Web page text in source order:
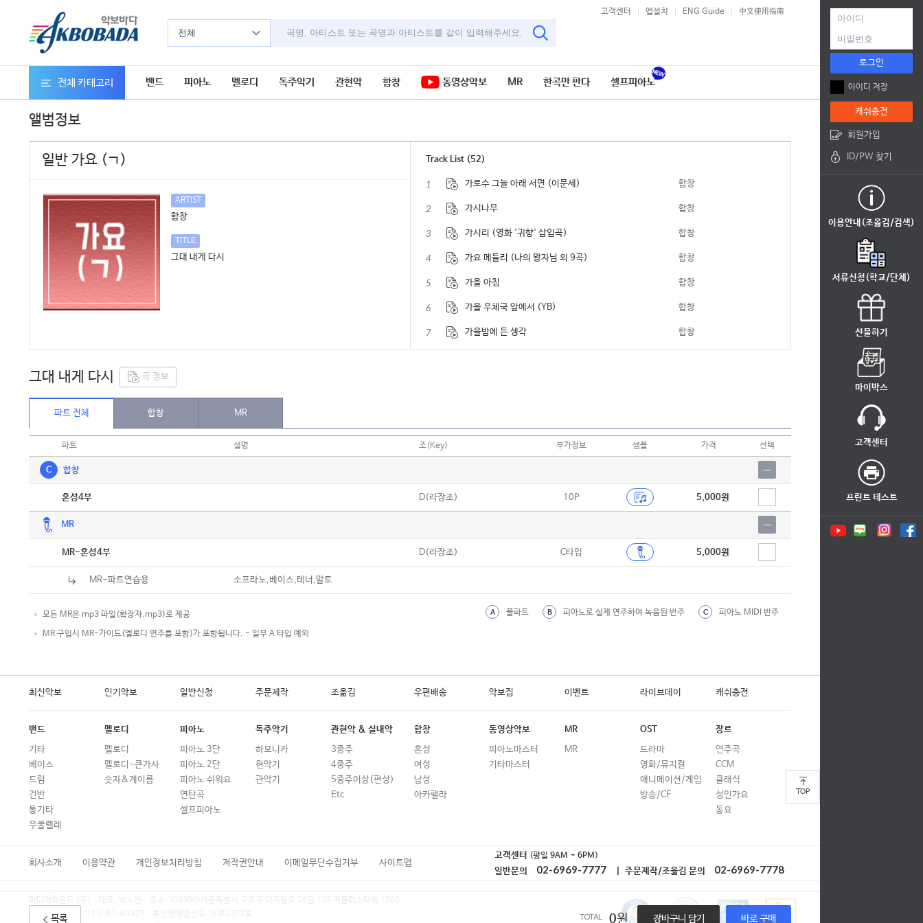
전체
고객센터 앱설치 ENG Guide 中文使用指南
전체 카테고리 밴드 피아노 멜로디 독주악기 관현악 합창 동영상악보 MR 한곡만 판다 셀프피아노
앨범정보
일반 가요 (ㄱ)
ARTIST
합창
TITLE
그대 내게 다시
Track List (52)
1 가로수 그늘 아래 서면 (이문세) 합창
2 가시나무 합창
3 가시리 (영화 '귀향' 삽입곡) 합창
4 가요 메들리 (나의 왕자님 외 9곡) 합창
5 가을 아침 합창
6 가을 우체국 앞에서 (YB) 합창
7 가을밤에 든 생각 합창
11 가족사진 합창
12 간식송 (제이레빗) 합창
16
걱정말아요 그대
21 고백 (델리스파이스) 합창
23 고속도로 로맨스
24 고향의 푸른잔디
25 합창
26
그녀가 처음 울던 날 (김광석)
그녀를 만나는 곳 100m전 합창
그대 내게 다시 곡 정보
파트 전체 합창 MR
파트 설명 조(Key) 부가정보 샘플 가격 선택
C 합창
혼성4부 D(라장조) 10P 5,000원
MR
MR-혼성4부 D(라장조) C타입 5,000원
MR-파트연습용 소프라노,베이스,테너,알토
모든 MR은 mp3 파일(확장자.mp3)로 제공
MR 구입시 MR-가이드(멜로디 연주를 포함)가 포함됩니다. - 일부 A 타입 예외
A 풀파트 B 피아노로 실제 연주하여 녹음된 반주 C 피아노 MIDI 반주
목록 TOTAL 0원 장바구니 담기 바로 구매
최신악보 인기악보 일반신청 주문제작 조옮김 우편배송 악보집 이벤트 라이브데이 캐쉬충전
밴드
기타
베이스
드럼
건반
통기타
우쿨렐레
멜로디
멜로디
멜로디-큰가사
숫자&계이름
피아노
피아노 3단
피아노 2단
피아노 쉬워요
연탄곡
셀프피아노
독주악기
하모니카
현악기
관악기
관현악 & 실내악
3중주
4중주
5중주이상(편성)
Etc
합창
혼성
여성
남성
아카펠라
동영상악보
피아노마스터
기타마스터
MR
MR
OST
드라마
영화/뮤지컬
애니메이션/게임
방송/CF
장르
연주곡
CCM
클래식
성인가요
동요
회사소개 이용약관 개인정보처리방침 저작권안내 이메일무단수집거부 사이트맵
고객센터 (평일 9AM ~ 6PM)
일반문의 02-6969-7777 | 주문제작/조옮김 문의 02-6969-7778
사업자등록번호 :
로그인
아이디 저장
캐쉬충전
회원가입
ID/PW 찾기
이용안내(조옮김/검색)
서류신청(학교/단체)
선물하기
마이박스
고객센터
프린트 테스트
TOP